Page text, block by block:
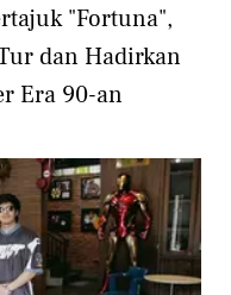
"Fortuna",
dan Hadirkan
Era 90-an